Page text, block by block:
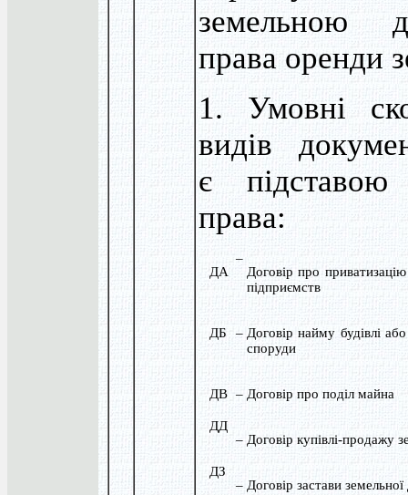
земельною
права оренди
1. Умовні
видів
є підставою
права:
ДА
–
Договір про
підприємств
ДБ – Договір найму будівлі
споруди
ДВ – Договір про поділ майна
ДД
– Договір купівлі-продажу
ДЗ
– Договір застави земельної